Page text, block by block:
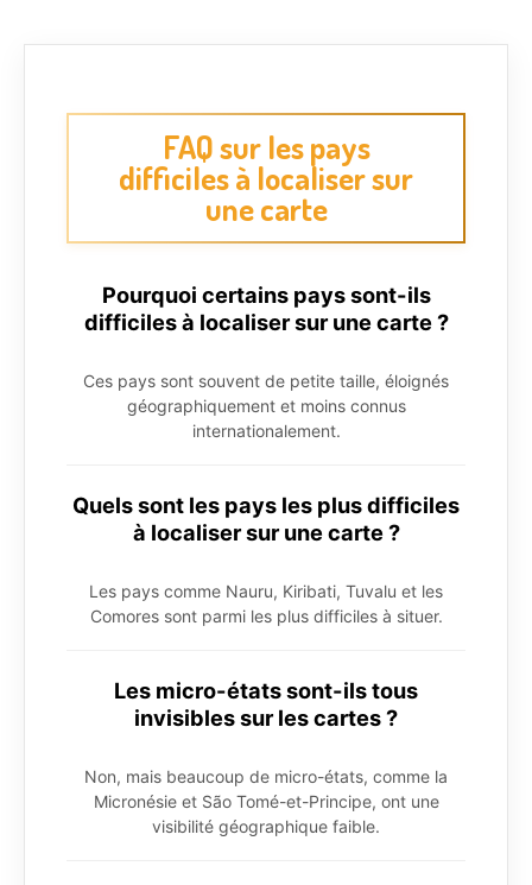
FAQ sur les pays
difficiles à localiser sur
une carte
Pourquoi certains pays sont-ils
difficiles à localiser sur une carte ?
Ces pays sont souvent de petite taille, éloignés
géographiquement et moins connus
internationalement.
Quels sont les pays les plus difficiles
à localiser sur une carte ?
Les pays comme Nauru, Kiribati, Tuvalu et les
Comores sont parmi les plus difficiles à situer.
Les micro-états sont-ils tous
invisibles sur les cartes ?
Non, mais beaucoup de micro-états, comme la
Micronésie et São Tomé-et-Principe, ont une
visibilité géographique faible.